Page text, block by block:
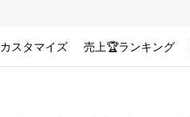
カスタマイズ 売上🏆ランキング